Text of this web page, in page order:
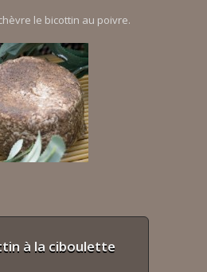
le bicottin au poivre.
à la ciboulette